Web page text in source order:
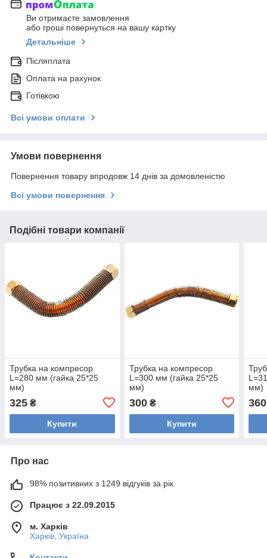
Ви отримаєте замовлення
або гроші повернуться на вашу картку
Детальніше
Післяплата
Оплата на рахунок
Готівкою
Всі умови оплати
Умови повернення
Повернення товару впродовж 14 днів за домовленістю
Всі умови повернення
Подібні товари компанії
Трубка на компресор
L=280 мм (гайка 25*25
мм)
325 ₴
Купити
Трубка на компресор
L=300 мм (гайка 25*25
мм)
300₴
Купити
мм)
360
Про нас
98% позитивних з 1249 відгуків за рік
Працює з 22.09.2015
м. Харків
Харків, Україна